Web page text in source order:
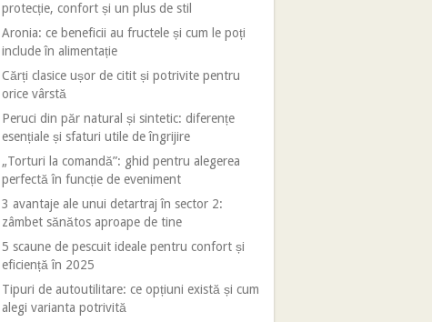
protecție, confort și un plus de stil
Aronia: ce beneficii au fructele și cum le poți
include în alimentație
Cărți clasice ușor de citit și potrivite pentru
orice vârstă
Peruci din păr natural și sintetic: diferențe
esențiale și sfaturi utile de îngrijire
„Torturi la comandă”: ghid pentru alegerea
perfectă în funcție de eveniment
3 avantaje ale unui detartraj în sector 2:
zâmbet sănătos aproape de tine
5 scaune de pescuit ideale pentru confort și
eficiență în 2025
Tipuri de autoutilitare: ce opțiuni există și cum
alegi varianta potrivită